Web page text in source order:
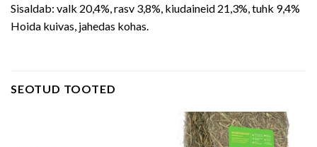
Sisaldab: valk 20,4%, rasv 3,8%, kiudaineid 21,3%, tuhk 9,4%
Hoida kuivas, jahedas kohas.
SEOTUD TOOTED